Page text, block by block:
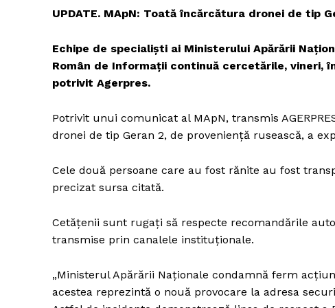
UPDATE. MApN: Toată încărcătura dronei de tip
Echipe de specialişti ai Ministerului Apărării
Român de Informaţii continuă cercetările, vineri,
potrivit Agerpres.
Potrivit unui comunicat al MApN, transmis
dronei de tip Geran 2, de provenienţă rusească, a
Cele două persoane care au fost rănite au fost
precizat sursa citată.
Cetăţenii sunt rugaţi să respecte recomandările
transmise prin canalele instituţionale.
„Ministerul Apărării Naţionale condamnă ferm
acestea reprezintă o nouă provocare la adresa